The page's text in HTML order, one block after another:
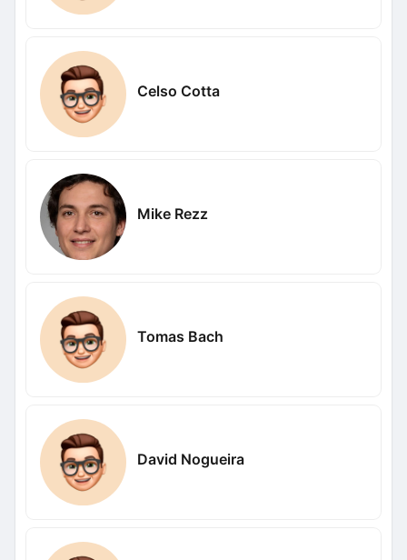
Celso Cotta
Mike Rezz
Tomas Bach
David Nogueira